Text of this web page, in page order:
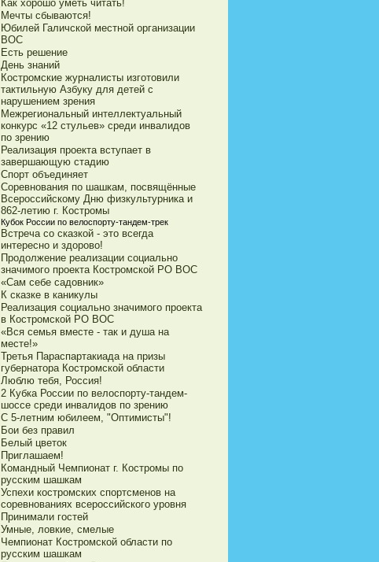
Как хорошо уметь читать!
Мечты сбываются!
Юбилей Галичской местной организации
ВОС
Есть решение
День знаний
Костромские журналисты изготовили
тактильную Азбуку для детей с
нарушением зрения
Межрегиональный интеллектуальный
конкурс «12 стульев» среди инвалидов
по зрению
Реализация проекта вступает в
завершающую стадию
Спорт объединяет
Соревнования по шашкам, посвящённые
Всероссийскому Дню физкультурника и
862-летию г. Костромы
Кубок России по велоспорту-тандем-трек
Встреча со сказкой - это всегда
интересно и здорово!
Продолжение реализации социально
значимого проекта Костромской РО ВОС
«Сам себе садовник»
К сказке в каникулы
Реализация социально значимого проекта
в Костромской РО ВОС
«Вся семья вместе - так и душа на
месте!»
Третья Параспартакиада на призы
губернатора Костромской области
Люблю тебя, Россия!
2 Кубка России по велоспорту-тандем-
шоссе среди инвалидов по зрению
С 5-летним юбилеем, "Оптимисты"!
Бои без правил
Белый цветок
Приглашаем!
Командный Чемпионат г. Костромы по
русским шашкам
Успехи костромских спортсменов на
соревнованиях всероссийского уровня
Принимали гостей
Умные, ловкие, смелые
Чемпионат Костромской области по
русским шашкам